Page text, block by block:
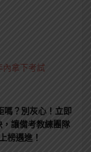
內拿下考試
嗎？別灰心！立即
讓備考教練團隊
榜邁進！